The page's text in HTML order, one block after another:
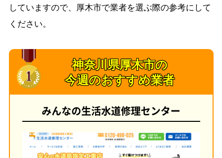
していますので、厚木市で業者を選ぶ際の参考にして
ください。
神奈川県厚木市の
今週のおすすめ業者
みんなの生活水道修理センター